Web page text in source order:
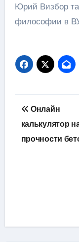
Юрий Визбор
философии в
по
записям
Онлайн
калькулятор
прочности